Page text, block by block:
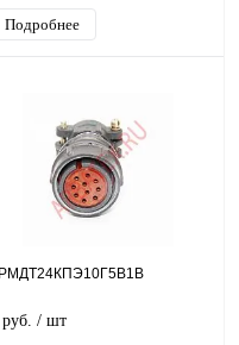
Подробнее
/ шт